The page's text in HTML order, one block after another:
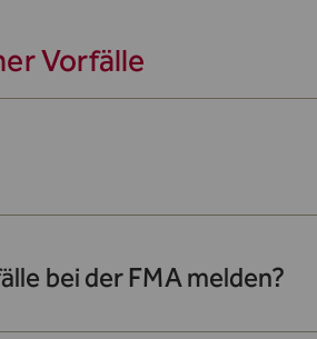
Vorfälle
bei der FMA melden?